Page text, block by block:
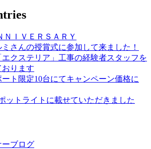
ＩＶＥＲＳＡＲＹ
さんの授賞式に参加して来ました！
エクステリア」工事の経験者スタッフを
ります
ート限定10台にてキャンペーン価格に
ットライトに載せていただきました
ーブログ